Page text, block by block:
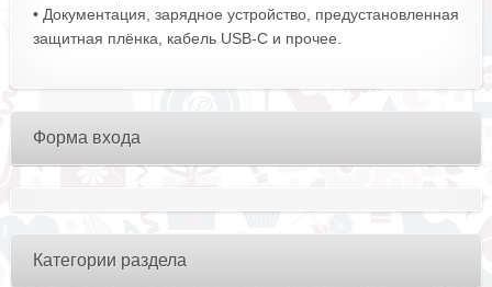
• Документация, зарядное устройство, предустановленная
защитная плёнка, кабель USB‑C и прочее.
Форма входа
Категории раздела